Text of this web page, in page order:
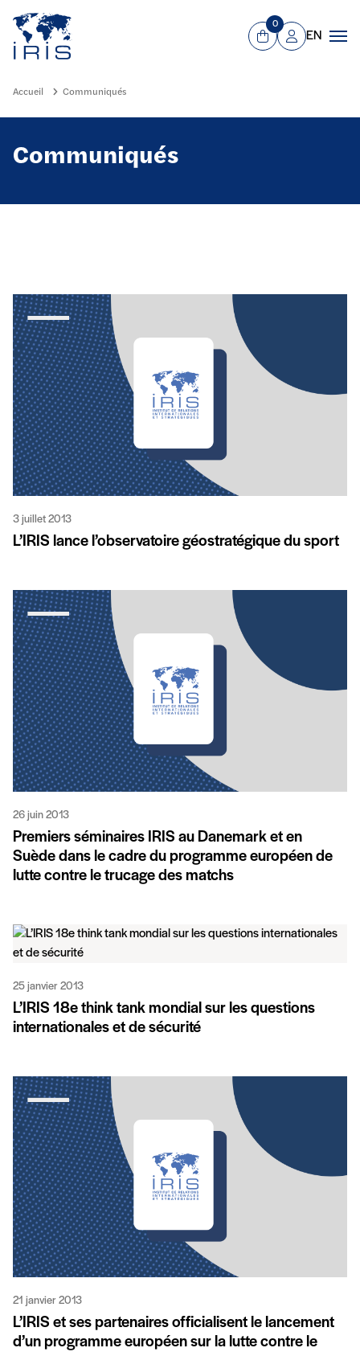
Aller au contenu principal
Panier
0
Mon compte
EN
Accueil Communiqués
Communiqués
3 juillet 2013
L’IRIS lance l’observatoire géostratégique du sport
26 juin 2013
Premiers séminaires IRIS au Danemark et en
Suède dans le cadre du programme européen de
lutte contre le trucage des matchs
25 janvier 2013
L’IRIS 18e think tank mondial sur les questions
internationales et de sécurité
21 janvier 2013
L’IRIS et ses partenaires officialisent le lancement
d’un programme européen sur la lutte contre le